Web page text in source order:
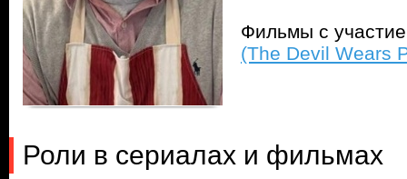
Фильмы с
(The Devil Wears
Роли в сериалах и фильмах